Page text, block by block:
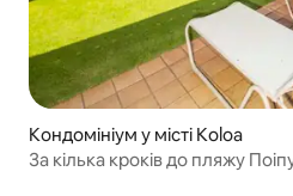
Кондомініум у місті Koloa
За кілька кроків до пляжу